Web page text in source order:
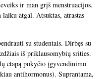
ir man grįš menstruacijos.
atgal. Atsuktas, atrastas
su studentais. Dirbęs su
iš priklausomybių srities.
etapą pokyčio įgyvendinimo
antihormonus). Suprantama,